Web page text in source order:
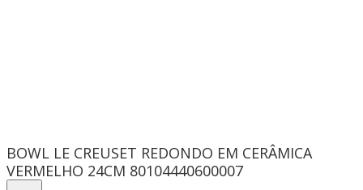
BOWL LE CREUSET REDONDO EM CERÂMICA
VERMELHO 24CM 80104440600007